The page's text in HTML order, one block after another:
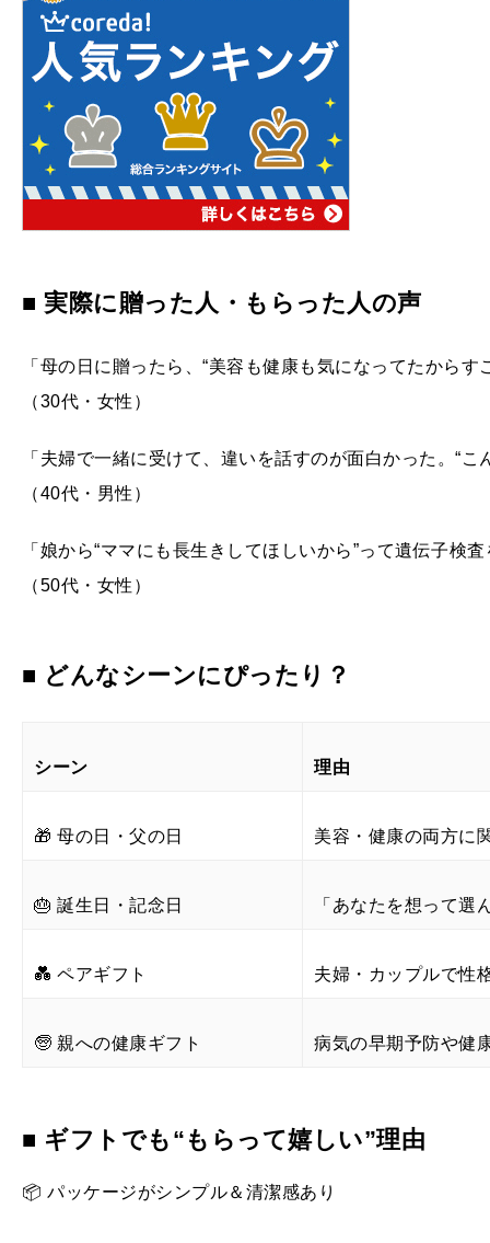
■ 実際に贈った人・もらった人の声
「母の日に贈ったら、“美容も健康も気になってたから
（30代・女性）
「夫婦で一緒に受けて、違いを話すのが面白かった。“
（40代・男性）
「娘から“ママにも長生きしてほしいから”って遺伝子検
（50代・女性）
■ どんなシーンにぴったり？
シーン 理由
🎁 母の日・父の日 美容・健康の両方に
🎂 誕生日・記念日 「あなたを想って選
💑 ペアギフト 夫婦・カップルで性
🧓 親への健康ギフト 病気の早期予防や健
■ ギフトでも“もらって嬉しい”理由
📦 パッケージがシンプル＆清潔感あり